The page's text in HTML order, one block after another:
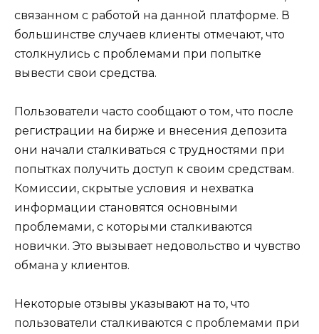
связанном с работой на данной платформе. В
большинстве случаев клиенты отмечают, что
столкнулись с проблемами при попытке
вывести свои средства.
Пользователи часто сообщают о том, что после
регистрации на бирже и внесения депозита
они начали сталкиваться с трудностями при
попытках получить доступ к своим средствам.
Комиссии, скрытые условия и нехватка
информации становятся основными
проблемами, с которыми сталкиваются
новички. Это вызывает недовольство и чувство
обмана у клиентов.
Некоторые отзывы указывают на то, что
пользователи сталкиваются с проблемами при